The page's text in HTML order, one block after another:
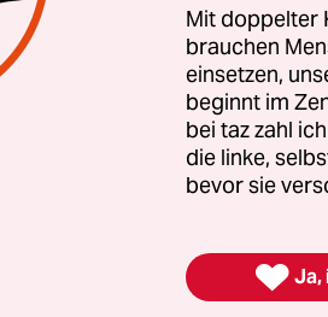
das Mutterland der
2025 vollständig auf
Deutschland hat
„Climate Change Act“
für Jahrzehnte
der Regierung auf dem
„Klimaschutz und
Mit doppelter
brauchen
einsetzen,
beginnt im
bei taz zahl
die linke,
bevor sie
 Ja,